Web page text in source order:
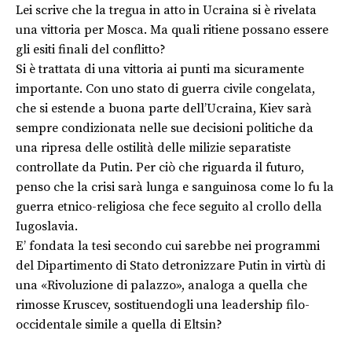
Lei scrive che la tregua in atto in Ucraina si è rivelata
una vittoria per Mosca. Ma quali ritiene possano essere
gli esiti finali del conflitto?
Si è trattata di una vittoria ai punti ma sicuramente
importante. Con uno stato di guerra civile congelata,
che si estende a buona parte dell’Ucraina, Kiev sarà
sempre condizionata nelle sue decisioni politiche da
una ripresa delle ostilità delle milizie separatiste
controllate da Putin. Per ciò che riguarda il futuro,
penso che la crisi sarà lunga e sanguinosa come lo fu la
guerra etnico-religiosa che fece seguito al crollo della
Iugoslavia.
E’ fondata la tesi secondo cui sarebbe nei programmi
del Dipartimento di Stato detronizzare Putin in virtù di
una «Rivoluzione di palazzo», analoga a quella che
rimosse Kruscev, sostituendogli una leadership filo-
occidentale simile a quella di Eltsin?